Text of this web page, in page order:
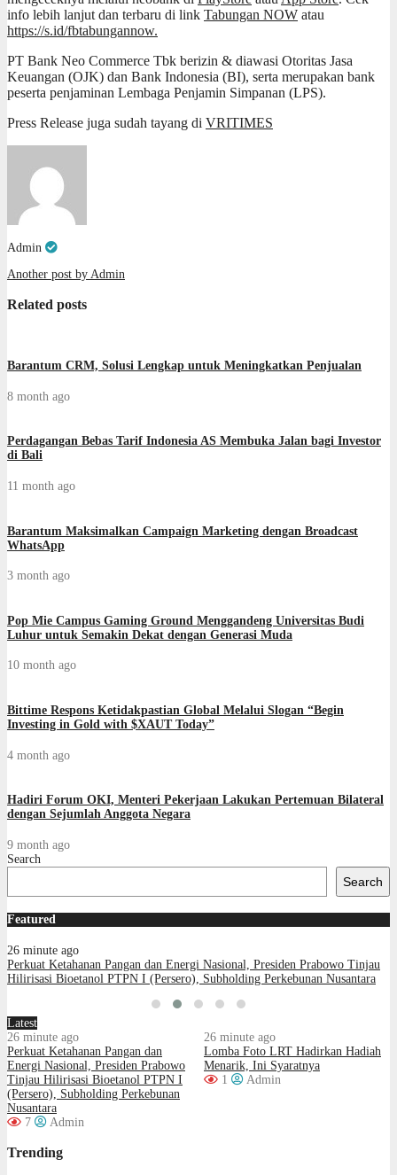
info lebih lanjut dan terbaru di link Tabungan NOW atau
https://s.id/fbtabungannow.
PT Bank Neo Commerce Tbk berizin & diawasi Otoritas Jasa
Keuangan (OJK) dan Bank Indonesia (BI), serta merupakan bank
peserta penjaminan Lembaga Penjamin Simpanan (LPS).⁣
Press Release juga sudah tayang di VRITIMES
Admin
Another post by Admin
Related posts
Barantum CRM, Solusi Lengkap untuk Meningkatkan Penjualan
8 month ago
Perdagangan Bebas Tarif Indonesia AS Membuka Jalan bagi Investor
di Bali
11 month ago
Barantum Maksimalkan Campaign Marketing dengan Broadcast
WhatsApp
3 month ago
Pop Mie Campus Gaming Ground Menggandeng Universitas Budi
Luhur untuk Semakin Dekat dengan Generasi Muda
10 month ago
Bittime Respons Ketidakpastian Global Melalui Slogan “Begin
Investing in Gold with $XAUT Today”
4 month ago
Hadiri Forum OKI, Menteri Pekerjaan Lakukan Pertemuan Bilateral
dengan Sejumlah Anggota Negara
9 month ago
Search
Search
Featured
26 minute ago
Perkuat Ketahanan Pangan dan Energi Nasional, Presiden Prabowo Tinjau
Hilirisasi Bioetanol PTPN I (Persero), Subholding Perkebunan Nusantara
Latest
26 minute ago
Perkuat Ketahanan Pangan dan
Energi Nasional, Presiden Prabowo
Tinjau Hilirisasi Bioetanol PTPN I
(Persero), Subholding Perkebunan
Nusantara
7
Admin
26 minute ago
Lomba Foto LRT Hadirkan Hadiah
Menarik, Ini Syaratnya
1
Admin
Trending